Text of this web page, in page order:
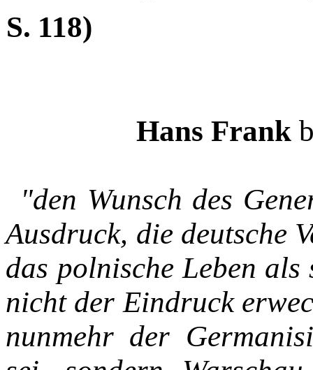
S. 118)
Hans Frank
"den Wunsch des
Aus­druck, die deutsche
das polni­sche Leben
nicht der Ein­druck
nunmehr der